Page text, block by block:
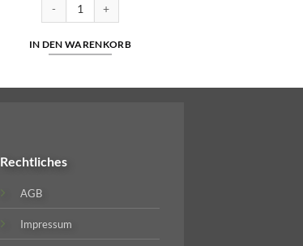
IN DEN WARENKORB
Rechtliches
AGB
Impressum